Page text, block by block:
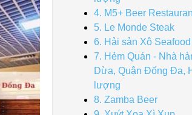
4. M5+ Beer
5. Le Monde Steak
6. Hải sản Xô Seafood
7. Hẻm Quán - Nhà
Dừa, Quận Đống Đa,
lượng
8. Zamba Beer